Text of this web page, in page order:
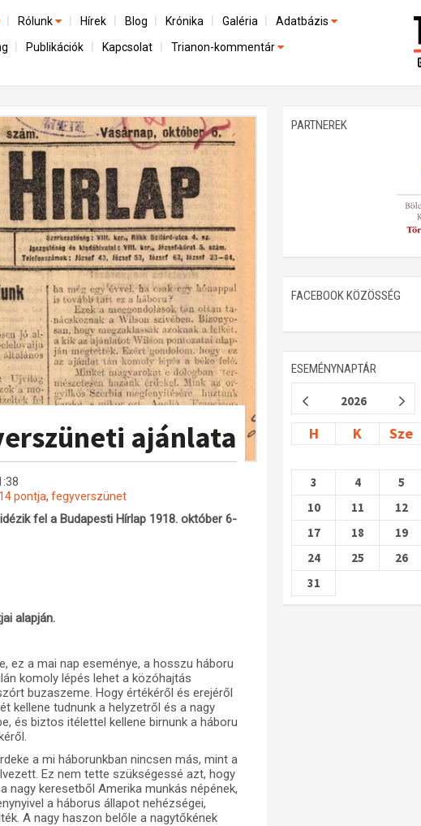
és a magyar társadalom
megszilárdulása
emlékezet
Rólunk
A kutatócsoport működéséről
Hírek Blog Krónika Galéria Adatbázis
Emlékművek (feltöltés alatt)
Publikációk Kapcsolat Trianon-kommentár
Műhelymunkák
ajánlata
pontja, fegyverszünet
fel a Budapesti Hírlap 1918. október 6-
alapján.
ez a mai nap eseménye, a hosszu háboru
komoly lépés lehet a közóhajtás
buzaszeme. Hogy értékéről és erejéről
kellene tudnunk a helyzetről és a nagy
és biztos itélettel kellene birnunk a háboru
a mi háborunkban nincsen más, mint a
Ez nem tette szükségessé azt, hogy
nagy keresetből Amerika munkás népének,
a háborus állapot nehézségei,
A nagy haszon belőle a nagytőkének
PARTNEREK
FACEBOOK KÖZÖSSÉG
ESEMÉNYNAPTÁR
2026
H K Sze
3
4 5
10
11 12
17
18 19
24
25 26
31